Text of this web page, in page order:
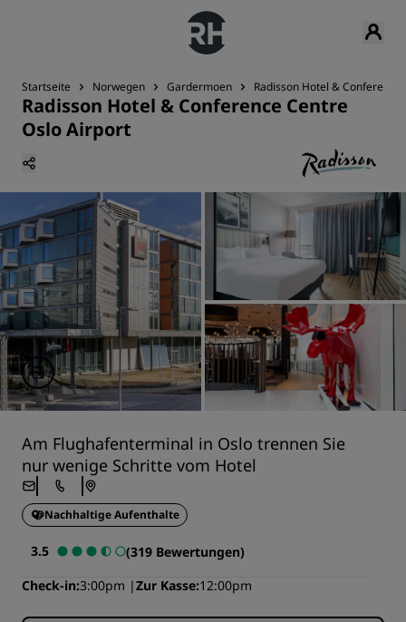
Startseite Norwegen Gardermoen Radisson Hotel &
Radisson Hotel & Conference Centre
Oslo Airport
Am Flughafenterminal in Oslo trennen Sie
nur wenige Schritte vom Hotel
Nachhaltige Aufenthalte
3.5
(319 Bewertungen)
Check-in 3:00pm Zur Kasse 12:00pm